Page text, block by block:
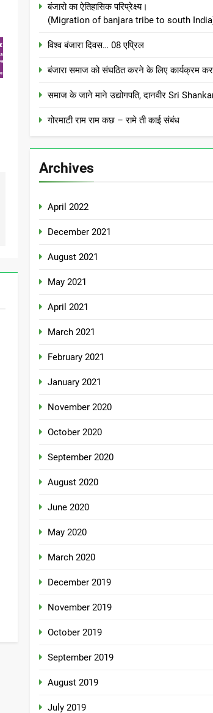
बंजारो का ऐतिहासिक परिप्रेक्ष्य।
(Migration of banjara tribe to south India)
विश्व बंजारा दिवस… 08 एप्रिल
बंजारा समाज को संघठित करने के लिए कार्यक्रम
समाज के जाने माने उद्योगपति, दानवीर Sri
गोरमाटी राम राम कछ – रामे ती काई संबंध
Archives
April 2022
December 2021
August 2021
May 2021
April 2021
March 2021
February 2021
January 2021
November 2020
October 2020
September 2020
August 2020
June 2020
May 2020
March 2020
December 2019
November 2019
October 2019
September 2019
August 2019
July 2019